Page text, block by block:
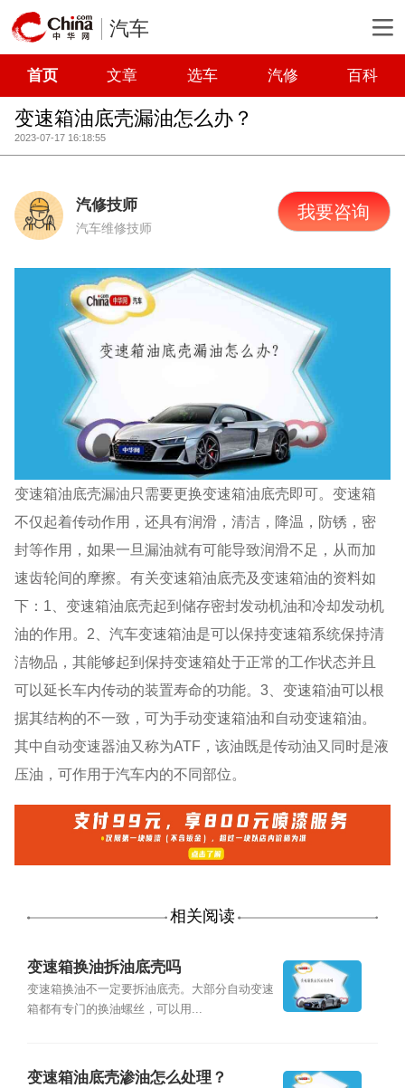
汽车
首页 文章 选车 汽修 百科
变速箱油底壳漏油怎么办？
2023-07-17 16:18:55
汽修技师
汽车维修技师
我要咨询
变速箱油底壳漏油只需要更换变速箱油底壳即可。变速箱
不仅起着传动作用，还具有润滑，清洁，降温，防锈，密
封等作用，如果一旦漏油就有可能导致润滑不足，从而加
速齿轮间的摩擦。有关变速箱油底壳及变速箱油的资料如
下：1、变速箱油底壳起到储存密封发动机油和冷却发动机
油的作用。2、汽车变速箱油是可以保持变速箱系统保持清
洁物品，其能够起到保持变速箱处于正常的工作状态并且
可以延长车内传动的装置寿命的功能。3、变速箱油可以根
据其结构的不一致，可为手动变速箱油和自动变速箱油。
其中自动变速器油又称为ATF，该油既是传动油又同时是液
压油，可作用于汽车内的不同部位。
相关阅读
变速箱换油拆油底壳吗
变速箱换油不一定要拆油底壳。大部分自动变速
箱都有专门的换油螺丝，可以用...
变速箱油底壳渗油怎么处理？